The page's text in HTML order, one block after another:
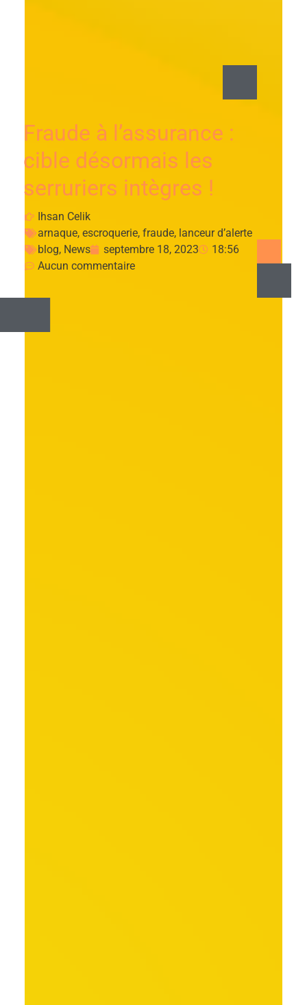
Fraude à l’assurance :
cible désormais les
serruriers intègres !
Ihsan Celik
arnaque, escroquerie, fraude, lanceur d’alerte
blog, News septembre 18, 2023
18:56
Aucun commentaire